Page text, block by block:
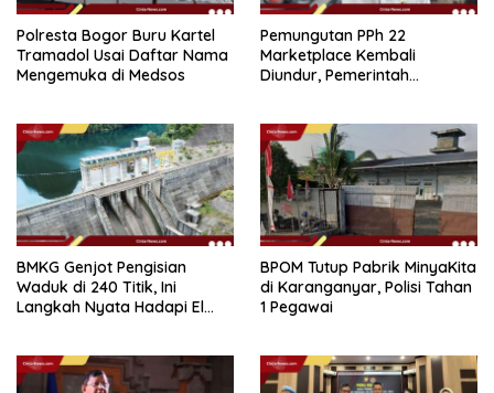
Polresta Bogor Buru Kartel
Tramadol Usai Daftar Nama
Mengemuka di Medsos
Pemungutan PPh 22
Marketplace Kembali
Diundur, Pemerintah
BMKG Genjot Pengisian
Waduk di 240 Titik, Ini
Langkah Nyata Hadapi El
BPOM Tutup Pabrik MinyaKita
di Karanganyar, Polisi Tahan
1 Pegawai